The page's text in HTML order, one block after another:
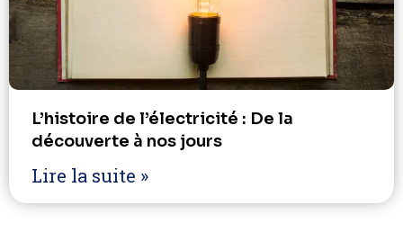
L’histoire de l’électricité : De la
découverte à nos jours
Lire la suite »